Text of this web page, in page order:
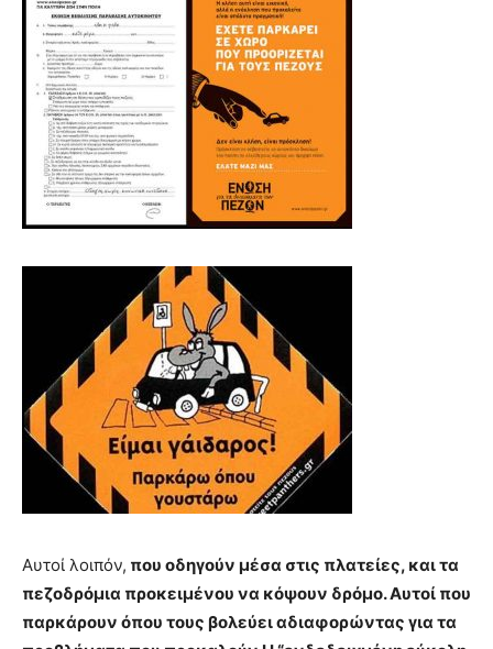
Αυτοί λοιπόν, που οδηγούν μέσα στις πλατείες, και τα
πεζοδρόμια προκειμένου να κόψουν δρόμο. Αυτοί που
παρκάρουν όπου τους βολεύει αδιαφορώντας για τα